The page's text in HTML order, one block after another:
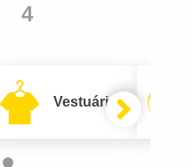
4
Vestuário